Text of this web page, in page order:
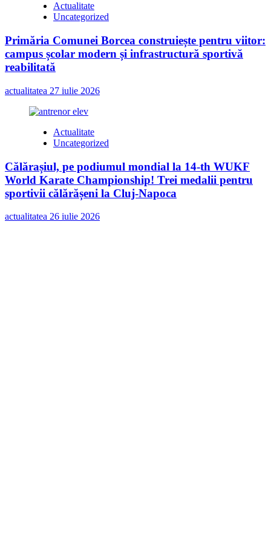
Actualitate
Uncategorized
Primăria Comunei Borcea construiește pentru viitor:
campus școlar modern și infrastructură sportivă
reabilitată
actualitatea 27 iulie 2026
Actualitate
Uncategorized
Călărașiul, pe podiumul mondial la 14-th WUKF
World Karate Championship! Trei medalii pentru
sportivii călărășeni la Cluj-Napoca
actualitatea 26 iulie 2026